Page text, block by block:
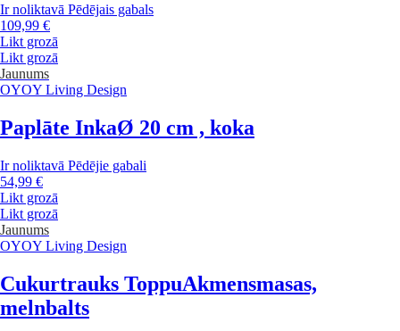
Ir noliktavā Pēdējais gabals
109,99 €
Likt grozā
Likt grozā
Jaunums
OYOY Living Design
Paplāte InkaØ 20 cm , koka
Ir noliktavā Pēdējie gabali
54,99 €
Likt grozā
Likt grozā
Jaunums
OYOY Living Design
Cukurtrauks ToppuAkmensmasas,
melnbalts